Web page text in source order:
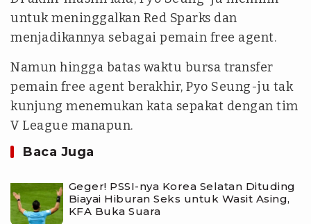
untuk meninggalkan Red Sparks dan
menjadikannya sebagai pemain free agent.
Namun hingga batas waktu bursa transfer
pemain free agent berakhir, Pyo Seung-ju tak
kunjung menemukan kata sepakat dengan tim
V League manapun.
Baca Juga
Geger! PSSI-nya Korea Selatan Dituding
Biayai Hiburan Seks untuk Wasit Asing,
KFA Buka Suara